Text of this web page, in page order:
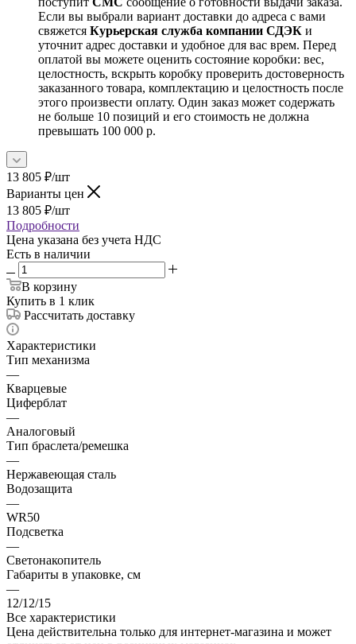
Если вы выбрали вариант доставки до адреса с вами
свяжется Курьерская служба компании СДЭК и
уточнит адрес доставки и удобное для вас врем. Перед
оплатой вы можете оценить состояние коробки: вес,
целостность, вскрыть коробку проверить достоверность
заказанного товара, комплектацию и целостность после
этого произвести оплату. Один заказ может содержать
не больше 10 позиций и его стоимость не должна
превышать 100 000 р.
13 805 ₽/шт
Варианты цен
13 805 ₽/шт
Подробности
Цена указана без учета НДС
Есть в наличии
В корзину
Купить в 1 клик
Рассчитать доставку
Характеристики
Тип механизма
—
Кварцевые
Циферблат
—
Аналоговый
Тип браслета/ремешка
—
Нержавеющая сталь
Водозащита
—
WR50
Подсветка
—
Светонакопитель
Габариты в упаковке, см
—
12/12/15
Все характеристики
Цена действительна только для интернет-магазина и может